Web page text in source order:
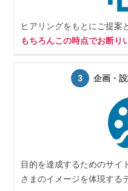
ヒアリングをもとにご提案
もちろんこの時点でお断り
3 企画・
目的を達成するためのサイ
さまのイメージを体現する